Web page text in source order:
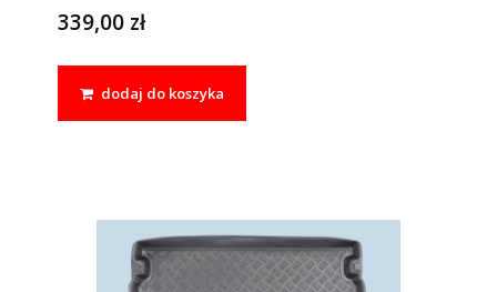
339,00 zł
dodaj do koszyka